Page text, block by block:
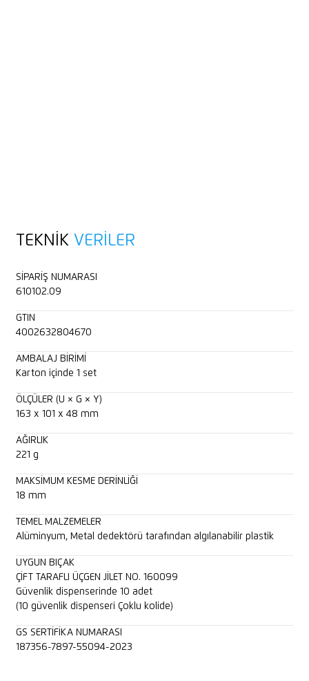
TEKNIK VERILER
SIPARIŞ NUMARASI
610102.09
GTIN
4002632804670
AMBALAJ BIRIMI
Karton içinde 1 set
ÖLÇÜLER (U × G × Y)
163 x 101 x 48 mm
AĞIRLIK
221 g
MAKSIMUM KESME DERINLIĞI
18 mm
TEMEL MALZEMELER
Alüminyum, Metal dedektörü tarafından algılanabilir plastik
UYGUN BIÇAK
ÇİFT TARAFLI ÜÇGEN JİLET NO. 160099
Güvenlik dispenserinde 10 adet
(10 güvenlik dispenseri Çoklu kolide)
GS SERTIFIKA NUMARASI
187356-7897-55094-2023